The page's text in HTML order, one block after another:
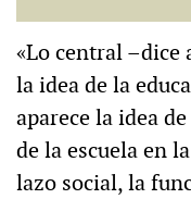
«Lo central –dice
la idea de la
aparece la idea
de la escuela en
lazo social, la